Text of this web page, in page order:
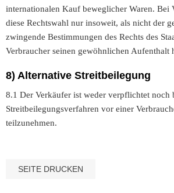
internationalen Kauf beweglicher Waren. Bei
diese Rechtswahl nur insoweit, als nicht der
zwingende Bestimmungen des Rechts des
Verbraucher seinen gewöhnlichen Aufenthalt
8) Alternative Streitbeilegung
8.1 Der Verkäufer ist weder verpflichtet noch
Streitbeilegungsverfahren vor einer
teilzunehmen.